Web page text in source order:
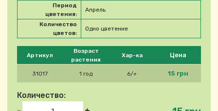
Please select product
Артикул
Возраст
растения
Хар-ка Цена
31017 1 год 6/+ 15 грн
Количество:
Период
цветения:
Апрель
Количество
цветов:
Одно цветение